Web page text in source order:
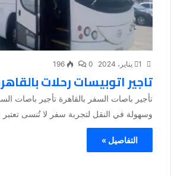
1 يناير، 2024 0
196
تاجير اتوبيسات رحلات
تأجير باصات السفر بالقاهرة تأجير باصات
وسهولة في النقل لتجربة سفر لا تُنسى تعتبر
التفاصيل »